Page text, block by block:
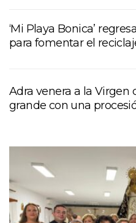
‘Mi Playa Bonica’
para fomentar el
Adra venera a la Virgen
grande con una